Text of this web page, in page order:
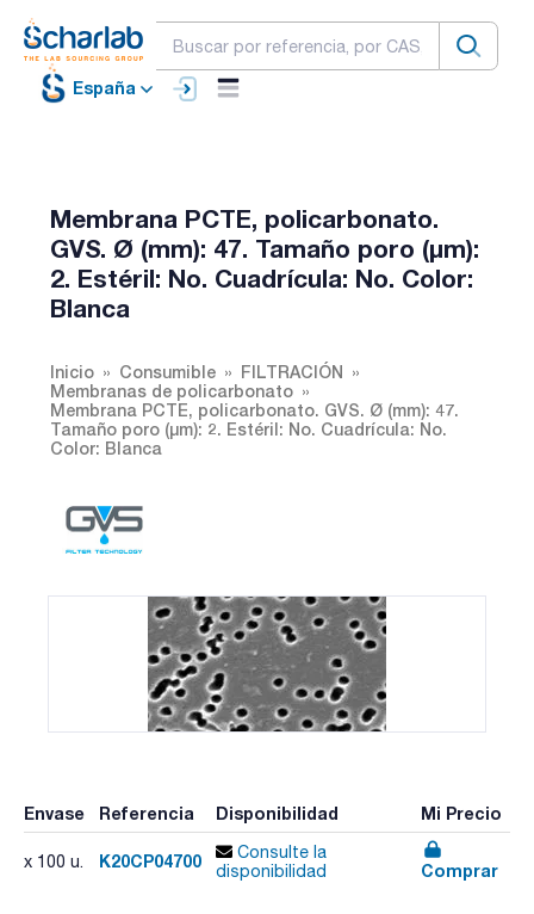
España
Membrana PCTE, policarbonato.
GVS. Ø (mm): 47. Tamaño poro (µm):
2. Estéril: No. Cuadrícula: No. Color:
Blanca
Inicio Consumible
FILTRACIÓN
Membranas de policarbonato
Membrana PCTE, policarbonato. GVS. Ø (mm): 47.
Tamaño poro (µm): 2. Estéril: No. Cuadrícula: No.
Color: Blanca
Envase Referencia Disponibilidad Mi Precio
x 100 u. K20CP04700
Consulte la
disponibilidad
Comprar